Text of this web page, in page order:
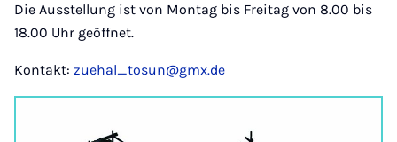
Die Ausstellung ist von Montag bis Freitag von 8.00 bis
18.00 Uhr geöffnet.
Kontakt: zuehal_tosun@gmx.de